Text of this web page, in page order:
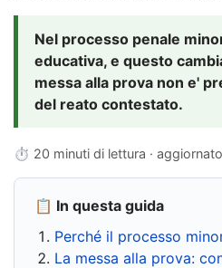
Nel processo penale
educativa, e questo
messa alla prova non e'
del reato contestato.
⏱ 20 minuti di lettura ·
📋 In questa guida
Perché il processo
La messa alla prova: